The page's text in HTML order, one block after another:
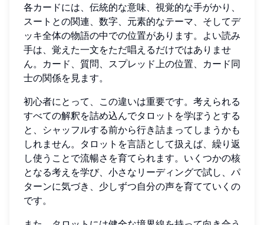
各カードには、伝統的な意味、視覚的な手がかり、
スートとの関連、数字、元素的なテーマ、そしてデ
ッキ全体の物語の中での位置があります。よい読み
手は、覚えた一文をただ唱えるだけではありませ
ん。カード、質問、スプレッド上の位置、カード同
士の関係を見ます。
初心者にとって、この違いは重要です。考えられる
すべての解釈を詰め込んでタロットを学ぼうとする
と、シャッフルする前から行き詰まってしまうかも
しれません。タロットを言語として扱えば、繰り返
し使うことで流暢さを育てられます。いくつかの核
となる考えを学び、小さなリーディングで試し、パ
ターンに気づき、少しずつ自分の声を育てていくの
です。